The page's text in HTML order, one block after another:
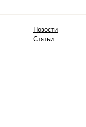
Новости
Статьи